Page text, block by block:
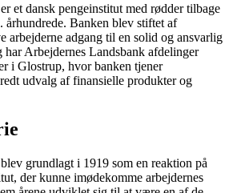
et dansk pengeinstitut med rødder tilbage
århundrede. Banken blev stiftet af
arbejderne adgang til en solid og ansvarlig
har Arbejdernes Landsbank afdelinger
i Glostrup, hvor banken tjener
udvalg af finansielle produkter og
grundlagt i 1919 som en reaktion på
der kunne imødekomme arbejdernes